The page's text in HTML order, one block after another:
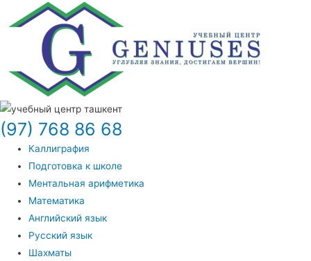
(97) 768 86 68
Каллиграфия
Подготовка к школе
Ментальная арифметика
Математика
Английский язык
Русский язык
Шахматы